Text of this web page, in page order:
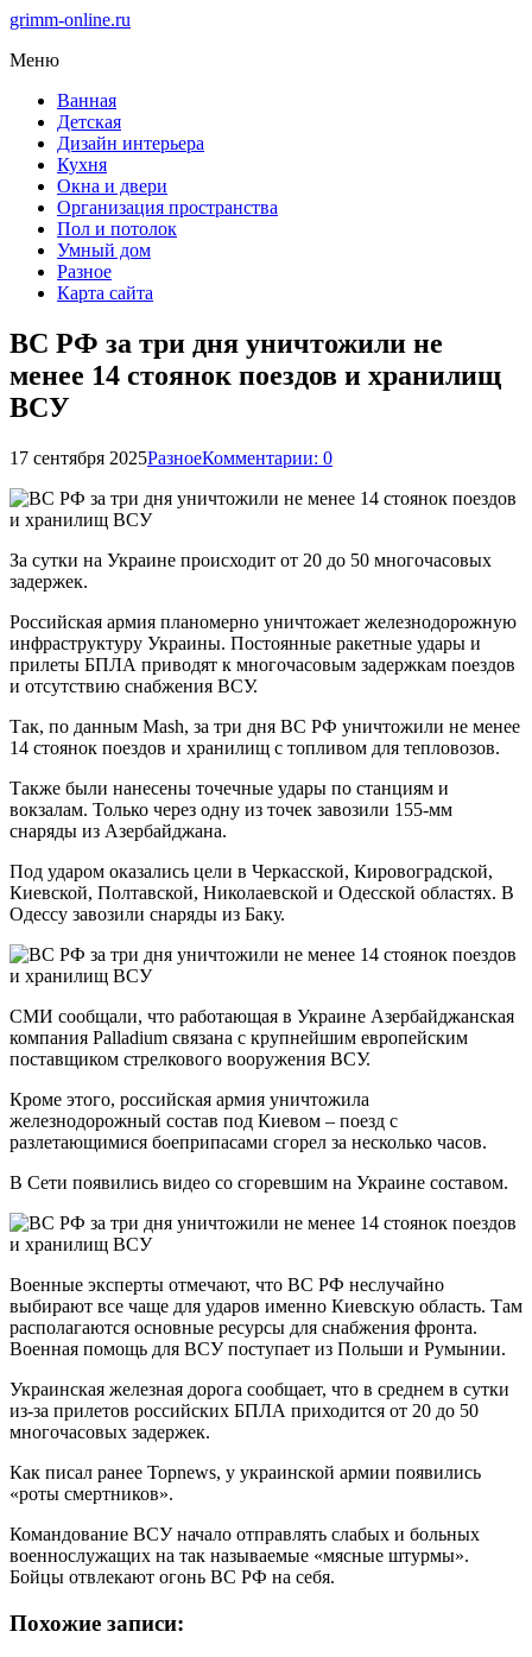
grimm-online.ru
Меню
Ванная
Детская
Дизайн интерьера
Кухня
Окна и двери
Организация пространства
Пол и потолок
Умный дом
Разное
Карта сайта
ВС РФ за три дня уничтожили не
менее 14 стоянок поездов и хранилищ
ВСУ
17 сентября 2025РазноеКомментарии: 0
За сутки на Украине происходит от 20 до 50 многочасовых
задержек.
Российская армия планомерно уничтожает железнодорожную
инфраструктуру Украины. Постоянные ракетные удары и
прилеты БПЛА приводят к многочасовым задержкам поездов
и отсутствию снабжения ВСУ.
Так, по данным Mash, за три дня ВС РФ уничтожили не менее
14 стоянок поездов и хранилищ с топливом для тепловозов.
Также были нанесены точечные удары по станциям и
вокзалам. Только через одну из точек завозили 155-мм
снаряды из Азербайджана.
Под ударом оказались цели в Черкасской, Кировоградской,
Киевской, Полтавской, Николаевской и Одесской областях. В
Одессу завозили снаряды из Баку.
СМИ сообщали, что работающая в Украине Азербайджанская
компания Palladium связана с крупнейшим европейским
поставщиком стрелкового вооружения ВСУ.
Кроме этого, российская армия уничтожила
железнодорожный состав под Киевом – поезд с
разлетающимися боеприпасами сгорел за несколько часов.
В Сети появились видео со сгоревшим на Украине составом.
Военные эксперты отмечают, что ВС РФ неслучайно
выбирают все чаще для ударов именно Киевскую область. Там
располагаются основные ресурсы для снабжения фронта.
Военная помощь для ВСУ поступает из Польши и Румынии.
Украинская железная дорога сообщает, что в среднем в сутки
из-за прилетов российских БПЛА приходится от 20 до 50
многочасовых задержек.
Как писал ранее Topnews, у украинской армии появились
«роты смертников».
Командование ВСУ начало отправлять слабых и больных
военнослужащих на так называемые «мясные штурмы».
Бойцы отвлекают огонь ВС РФ на себя.
Похожие записи: